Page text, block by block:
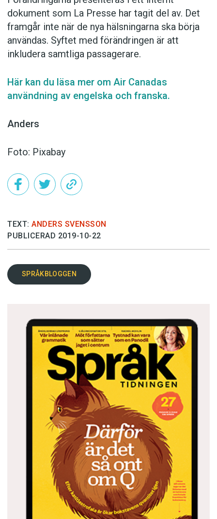
dokument som La Presse har tagit del av. Det
framgår inte när de nya hälsningarna ska börja
användas. Syftet med förändringen är att
inkludera samtliga passagerare.
Här kan du läsa mer om Air Canadas
användning av engelska och franska.
Anders
Foto: Pixabay
TEXT: ANDERS SVENSSON
PUBLICERAD 2019-10-22
SPRÅKBLOGGEN